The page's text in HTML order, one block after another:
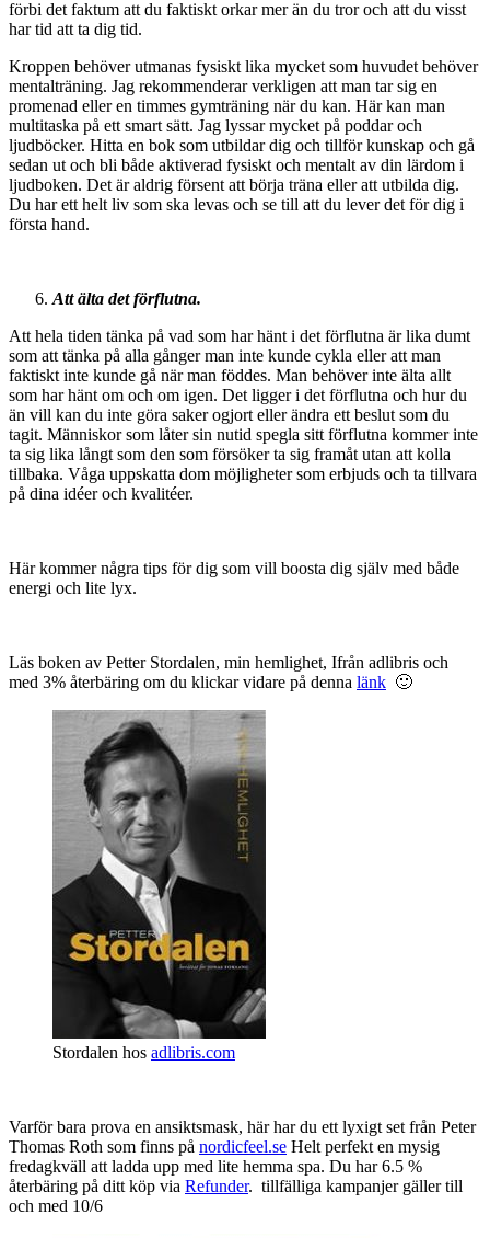
förbi det faktum att du faktiskt orkar mer än du tror och att du visst
har tid att ta dig tid.
Kroppen behöver utmanas fysiskt lika mycket som huvudet behöver
mentalträning. Jag rekommenderar verkligen att man tar sig en
promenad eller en timmes gymträning när du kan. Här kan man
multitaska på ett smart sätt. Jag lyssar mycket på poddar och
ljudböcker. Hitta en bok som utbildar dig och tillför kunskap och gå
sedan ut och bli både aktiverad fysiskt och mentalt av din lärdom i
ljudboken. Det är aldrig försent att börja träna eller att utbilda dig.
Du har ett helt liv som ska levas och se till att du lever det för dig i
första hand.
Att älta det förflutna.
Att hela tiden tänka på vad som har hänt i det förflutna är lika dumt
som att tänka på alla gånger man inte kunde cykla eller att man
faktiskt inte kunde gå när man föddes. Man behöver inte älta allt
som har hänt om och om igen. Det ligger i det förflutna och hur du
än vill kan du inte göra saker ogjort eller ändra ett beslut som du
tagit. Människor som låter sin nutid spegla sitt förflutna kommer inte
ta sig lika långt som den som försöker ta sig framåt utan att kolla
tillbaka. Våga uppskatta dom möjligheter som erbjuds och ta tillvara
på dina idéer och kvalitéer.
Här kommer några tips för dig som vill boosta dig själv med både
energi och lite lyx.
Läs boken av Petter Stordalen, min hemlighet, Ifrån adlibris och
med 3% återbäring om du klickar vidare på denna länk 🙂
Stordalen hos adlibris.com
Varför bara prova en ansiktsmask, här har du ett lyxigt set från Peter
Thomas Roth som finns på nordicfeel.se Helt perfekt en mysig
fredagkväll att ladda upp med lite hemma spa. Du har 6.5 %
återbäring på ditt köp via Refunder. tillfälliga kampanjer gäller till
och med 10/6